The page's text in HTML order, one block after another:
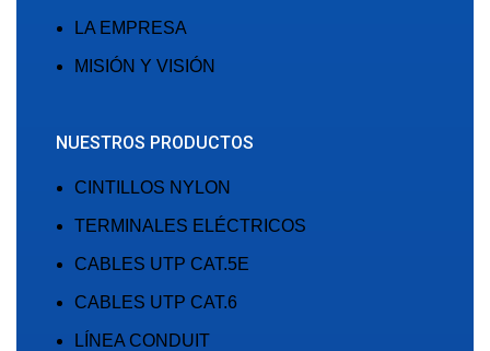
LA EMPRESA
MISIÓN Y VISIÓN
NUESTROS PRODUCTOS
CINTILLOS NYLON
TERMINALES ELÉCTRICOS
CABLES UTP CAT.5E
CABLES UTP CAT.6
LÍNEA CONDUIT